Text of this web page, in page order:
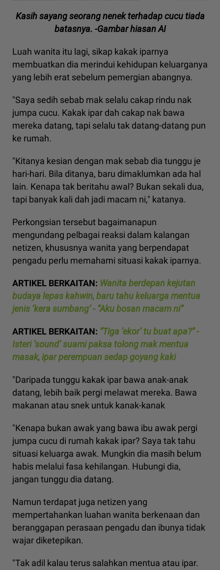
Kasih sayang seorang nenek terhadap cucu tiada
batasnya. -Gambar hiasan AI
Luah wanita itu lagi, sikap kakak iparnya
membuatkan dia merindui kehidupan keluarganya
yang lebih erat sebelum pemergian abangnya.
"Saya sedih sebab mak selalu cakap rindu nak
jumpa cucu. Kakak ipar dah cakap nak bawa
mereka datang, tapi selalu tak datang-datang pun
ke rumah.
"Kitanya kesian dengan mak sebab dia tunggu je
hari-hari. Bila ditanya, baru dimaklumkan ada hal
lain. Kenapa tak beritahu awal? Bukan sekali dua,
tapi banyak kali dah jadi macam ni," katanya.
Perkongsian tersebut bagaimanapun
mengundang pelbagai reaksi dalam kalangan
netizen, khususnya wanita yang berpendapat
pengadu perlu memahami situasi kakak iparnya.
ARTIKEL BERKAITAN: Wanita berdepan kejutan
budaya lepas kahwin, baru tahu keluarga mentua
jenis ‘kera sumbang’ - “Aku bosan macam ni”
ARTIKEL BERKAITAN: “Tiga ‘ekor’ tu buat apa?” -
Isteri ‘sound’ suami paksa tolong mak mentua
masak, ipar perempuan sedap goyang kaki
"Daripada tunggu kakak ipar bawa anak-anak
datang, lebih baik pergi melawat mereka. Bawa
makanan atau snek untuk kanak-kanak
"Kenapa bukan awak yang bawa ibu awak pergi
jumpa cucu di rumah kakak ipar? Saya tak tahu
situasi keluarga awak. Mungkin dia masih belum
habis melalui fasa kehilangan. Hubungi dia,
jangan tunggu dia datang.
Namun terdapat juga netizen yang
mempertahankan luahan wanita berkenaan dan
beranggapan perasaan pengadu dan ibunya tidak
wajar diketepikan.
"Tak adil kalau terus salahkan mentua atau ipar.